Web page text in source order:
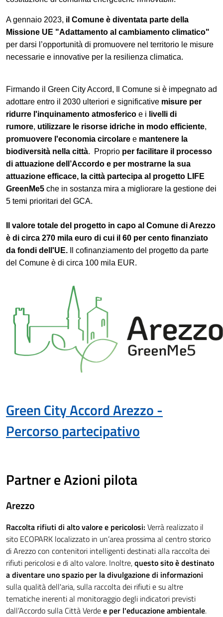
A gennaio 2023, il Comune è diventata parte della
Missione UE "Adattamento al cambiamento climatico"
per darsi l’opportunità di promuovere nel territorio le misure
necessarie e innovative per la resilienza climatica.
Firmando il Green City Accord, Il Comune si è impegnato ad
adottare entro il 2030 ulteriori e significative misure per
ridurre l'inquinamento atmosferico e i livelli di
rumore, utilizzare le risorse idriche in modo efficiente,
promuovere l'economia circolare e mantenere la
biodiversità nella città. Proprio per facilitare il processo
di attuazione dell’Accordo e per mostrarne la sua
attuazione efficace, la città partecipa al progetto LIFE
GreenMe5 che in sostanza mira a migliorare la gestione dei
5 temi prioritari del GCA.
Il valore totale del progetto in capo al Comune di Arezzo
è di circa 270 mila euro di cui il 60 per cento finanziato
da fondi dell'UE. Il cofinanziamento del progetto da parte
del Comune è di circa 100 mila EUR.
Green City Accord Arezzo -
Percorso partecipativo
Partner e Azioni pilota
Arezzo
Raccolta rifiuti di alto valore e pericolosi: Verrà realizzato il
sito ECOPARK localizzato in un’area prossima al centro storico
di Arezzo con contenitori intelligenti destinati alla raccolta dei
rifiuti pericolosi e di alto valore. Inoltre,questo sito è destinato
a diventare uno spazio per la divulgazione di informazioni
sulla qualità dell'aria, sulla raccolta dei rifiuti e su altre
tematiche inerenti al monitoraggio degli indicatori previsti
dall’Accordo sulla Città Verdee per l'educazione ambientale.